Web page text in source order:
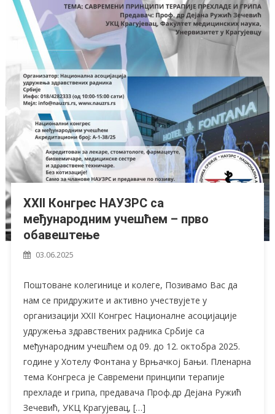
XXII Конгрес НАУЗРС са
међународним учешћем – прво
обавештење
03.06.2025
Поштоване колегинице и колеге, Позивамо Вас да
нам се придружите и активно учествујете у
организацији XXII Конгрес Националне асоцијације
удружења здравствених радника Србије са
међународним учешћем од 09. до 12. октобра 2025.
године у Хотелу Фонтана у Врњачкој Бањи. Пленарна
тема Конгреса је Савремени принципи терапије
прехладе и грипа, предавача Проф.др Дејана Ружић
Зечевић, УКЦ Крагујевац, […]